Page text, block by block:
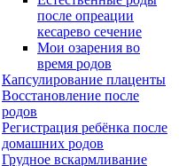
после опреации
кесарево сечение
Мои озарения во
время родов
Капсулирование плаценты
Восстановление после
родов
Регистрация ребёнка после
домашних родов
Грудное вскармливание